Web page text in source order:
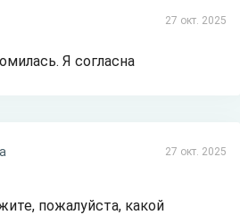
27 окт. 2025
Я согласна
27 окт. 2025
пожалуйста, какой